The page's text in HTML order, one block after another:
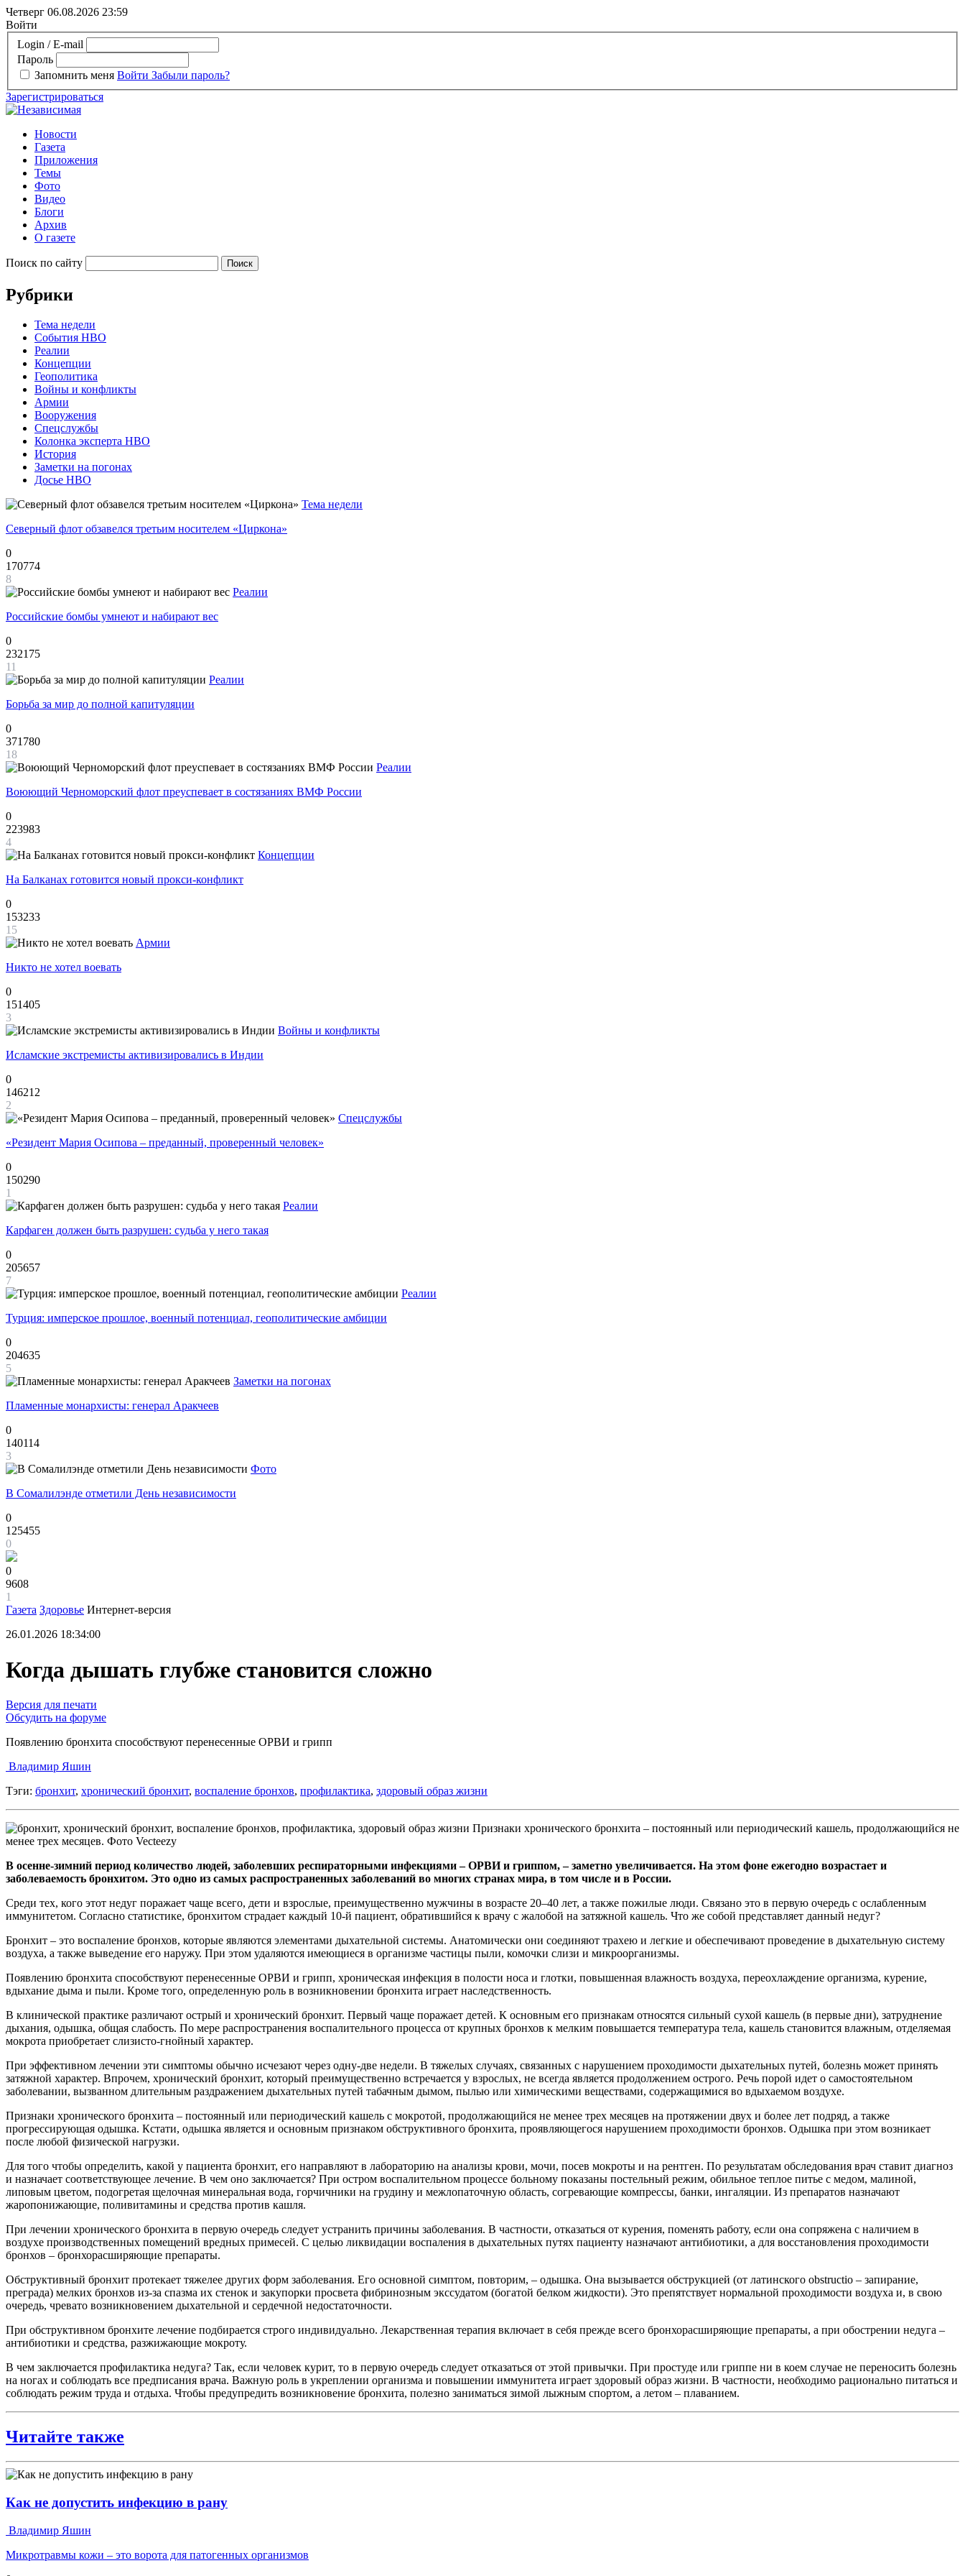
Четверг 06.08.2026 23:59
Войти
Login / E-mail
Пароль
Запомнить меня Войти Забыли пароль?
Зарегистрироваться
Новости
Газета
Приложения
Темы
Фото
Видео
Блоги
Архив
О газете
Поиск по сайту
Рубрики
Тема недели
События НВО
Реалии
Концепции
Геополитика
Войны и конфликты
Армии
Вооружения
Спецслужбы
Колонка эксперта НВО
История
Заметки на погонах
Досье НВО
Тема недели
Северный флот обзавелся третьим носителем «Циркона»
0
170774
8
Реалии
Российские бомбы умнеют и набирают вес
0
232175
11
Реалии
Борьба за мир до полной капитуляции
0
371780
18
Реалии
Воюющий Черноморский флот преуспевает в состязаниях ВМФ России
0
223983
4
Концепции
На Балканах готовится новый прокси-конфликт
0
153233
15
Армии
Никто не хотел воевать
0
151405
3
Войны и конфликты
Исламские экстремисты активизировались в Индии
0
146212
2
Спецслужбы
«Резидент Мария Осипова – преданный, проверенный человек»
0
150290
1
Реалии
Карфаген должен быть разрушен: судьба у него такая
0
205657
7
Реалии
Турция: имперское прошлое, военный потенциал, геополитические амбиции
0
204635
5
Заметки на погонах
Пламенные монархисты: генерал Аракчеев
0
140114
3
Фото
В Сомалилэнде отметили День независимости
0
125455
0
0
9608
1
Газета Здоровье Интернет-версия
26.01.2026 18:34:00
Когда дышать глубже становится сложно
Версия для печати
Обсудить на форуме
Появлению бронхита способствуют перенесенные ОРВИ и грипп
Владимир Яшин
Тэги: бронхит, хронический бронхит, воспаление бронхов, профилактика, здоровый образ жизни
Признаки хронического бронхита – постоянный или периодический кашель, продолжающийся не
менее трех месяцев. Фото Vecteezy
В осенне-зимний период количество людей, заболевших респираторными инфекциями – ОРВИ и гриппом, – заметно увеличивается. На этом фоне ежегодно возрастает и
заболеваемость бронхитом. Это одно из самых распространенных заболеваний во многих странах мира, в том числе и в России.
Среди тех, кого этот недуг поражает чаще всего, дети и взрослые, преимущественно мужчины в возрасте 20–40 лет, а также пожилые люди. Связано это в первую очередь с ослабленным
иммунитетом. Согласно статистике, бронхитом страдает каждый 10-й пациент, обратившийся к врачу с жалобой на затяжной кашель. Что же собой представляет данный недуг?
Бронхит – это воспаление бронхов, которые являются элементами дыхательной системы. Анатомически они соединяют трахею и легкие и обеспечивают проведение в дыхательную систему
воздуха, а также выведение его наружу. При этом удаляются имеющиеся в организме частицы пыли, комочки слизи и микроорганизмы.
Появлению бронхита способствуют перенесенные ОРВИ и грипп, хроническая инфекция в полости носа и глотки, повышенная влажность воздуха, переохлаждение организма, курение,
вдыхание дыма и пыли. Кроме того, определенную роль в возникновении бронхита играет наследственность.
В клинической практике различают острый и хронический бронхит. Первый чаще поражает детей. К основным его признакам относятся сильный сухой кашель (в первые дни), затруднение
дыхания, одышка, общая слабость. По мере распространения воспалительного процесса от крупных бронхов к мелким повышается температура тела, кашель становится влажным, отделяемая
мокрота приобретает слизисто-гнойный характер.
При эффективном лечении эти симптомы обычно исчезают через одну-две недели. В тяжелых случаях, связанных с нарушением проходимости дыхательных путей, болезнь может принять
затяжной характер. Впрочем, хронический бронхит, который преимущественно встречается у взрослых, не всегда является продолжением острого. Речь порой идет о самостоятельном
заболевании, вызванном длительным раздражением дыхательных путей табачным дымом, пылью или химическими веществами, содержащимися во вдыхаемом воздухе.
Признаки хронического бронхита – постоянный или периодический кашель с мокротой, продолжающийся не менее трех месяцев на протяжении двух и более лет подряд, а также
прогрессирующая одышка. Кстати, одышка является и основным признаком обструктивного бронхита, проявляющегося нарушением проходимости бронхов. Одышка при этом возникает
после любой физической нагрузки.
Для того чтобы определить, какой у пациента бронхит, его направляют в лабораторию на анализы крови, мочи, посев мокроты и на рентген. По результатам обследования врач ставит диагноз
и назначает соответствующее лечение. В чем оно заключается? При остром воспалительном процессе больному показаны постельный режим, обильное теплое питье с медом, малиной,
липовым цветом, подогретая щелочная минеральная вода, горчичники на грудину и межлопаточную область, согревающие компрессы, банки, ингаляции. Из препаратов назначают
жаропонижающие, поливитамины и средства против кашля.
При лечении хронического бронхита в первую очередь следует устранить причины заболевания. В частности, отказаться от курения, поменять работу, если она сопряжена с наличием в
воздухе производственных помещений вредных примесей. С целью ликвидации воспаления в дыхательных путях пациенту назначают антибиотики, а для восстановления проходимости
бронхов – бронхорасширяющие препараты.
Обструктивный бронхит протекает тяжелее других форм заболевания. Его основной симптом, повторим, – одышка. Она вызывается обструкцией (от латинского obstructio – запирание,
преграда) мелких бронхов из-за спазма их стенок и закупорки просвета фибринозным экссудатом (богатой белком жидкости). Это препятствует нормальной проходимости воздуха и, в свою
очередь, чревато возникновением дыхательной и сердечной недостаточности.
При обструктивном бронхите лечение подбирается строго индивидуально. Лекарственная терапия включает в себя прежде всего бронхорасширяющие препараты, а при обострении недуга –
антибиотики и средства, разжижающие мокроту.
В чем заключается профилактика недуга? Так, если человек курит, то в первую очередь следует отказаться от этой привычки. При простуде или гриппе ни в коем случае не переносить болезнь
на ногах и соблюдать все предписания врача. Важную роль в укреплении организма и повышении иммунитета играет здоровый образ жизни. В частности, необходимо рационально питаться и
соблюдать режим труда и отдыха. Чтобы предупредить возникновение бронхита, полезно заниматься зимой лыжным спортом, а летом – плаванием.
Читайте также
Как не допустить инфекцию в рану
Владимир Яшин
Микротравмы кожи – это ворота для патогенных организмов